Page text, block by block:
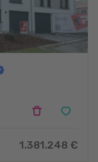
1.381.248 €